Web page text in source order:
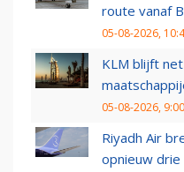
route vanaf
05-08-2026,
KLM blijft
05-08-2026, 9:00
Riyadh Air
opnieuw